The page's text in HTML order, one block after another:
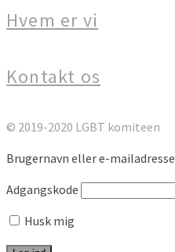
Hvem er vi
Kontakt os
© 2019-2020 LGBT komiteen
Brugernavn eller e-mailadresse
Adgangskode
Husk mig